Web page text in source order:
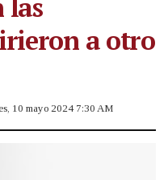
las
a otro
10 mayo 2024 7:30 AM